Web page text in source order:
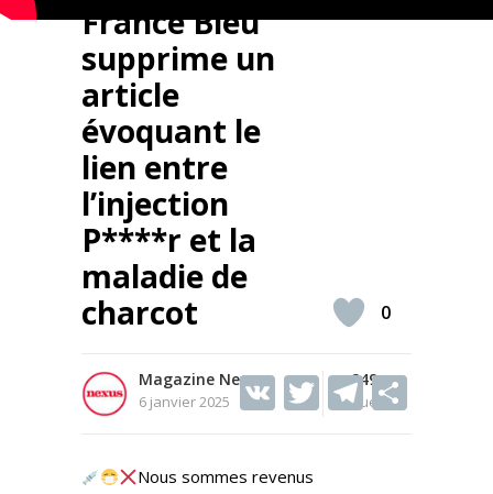
France Bleu
supprime un
article
évoquant le
lien entre
l’injection
P****r et la
maladie de
charcot
Magazine Nexus
6 janvier 2025
249
Vues
V T T
0
Nous sommes revenus